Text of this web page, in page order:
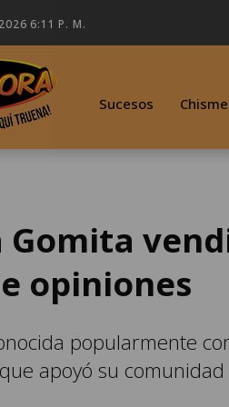
6:11 P. M.
Sucesos
Gomita
opiniones
popularmente
apoyó su